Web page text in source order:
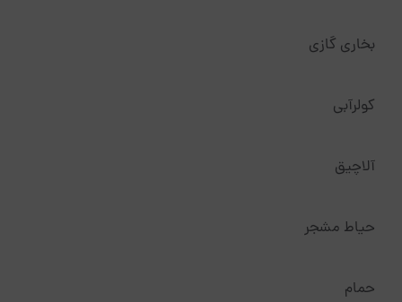
بخاری گازی
کولرآبی
آلاچیق
حیاط مشجر
حمام